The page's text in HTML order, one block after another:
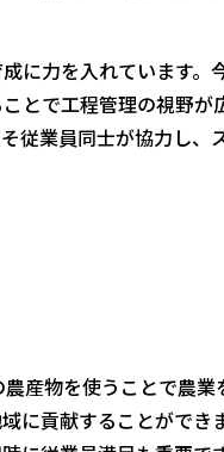
に力を入れています。
とで工程管理の視野
従業員同士が協力し
産物を使うことで農業
に貢献することができ